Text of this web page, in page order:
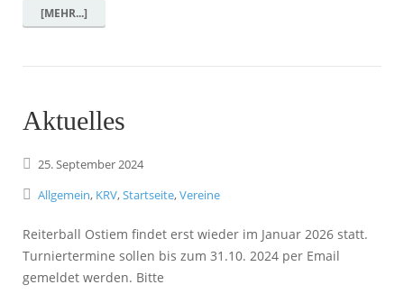
[MEHR...]
Aktuelles
25.September2024
Allgemein, KRV,Startseite,Vereine
Reiterball Ostiem findet erst wieder im Januar 2026 statt.
Turniertermine sollen bis zum 31.10. 2024 per Email
gemeldet werden. Bitte